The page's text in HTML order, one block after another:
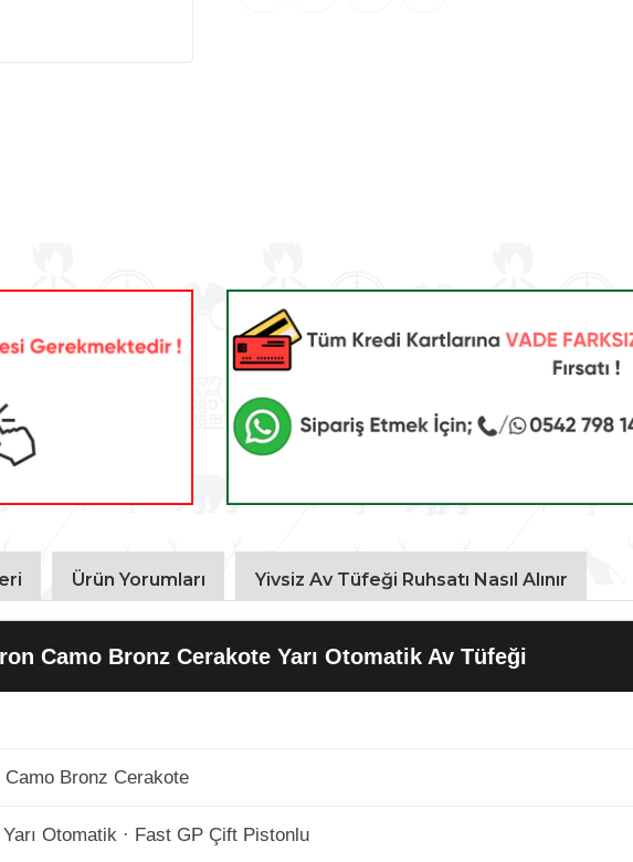
Ürün Yorumları Yivsiz Av Tüfeği Ruhsatı Nasıl Alınır
Camo Bronz Cerakote Yarı Otomatik Av Tüfeği
Camo Bronz Cerakote
Yarı Otomatik · Fast GP Çift Pistonlu